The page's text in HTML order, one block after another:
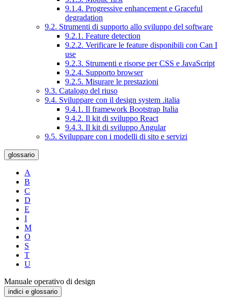
9.1.4. Progressive enhancement e Graceful
degradation
9.2. Strumenti di supporto allo sviluppo del software
9.2.1. Feature detection
9.2.2. Verificare le feature disponibili con Can I
use
9.2.3. Strumenti e risorse per CSS e JavaScript
9.2.4. Supporto browser
9.2.5. Misurare le prestazioni
9.3. Catalogo del riuso
9.4. Sviluppare con il design system .italia
9.4.1. Il framework Bootstrap Italia
9.4.2. Il kit di sviluppo React
9.4.3. Il kit di sviluppo Angular
9.5. Sviluppare con i modelli di sito e servizi
glossario
A
B
C
D
E
I
M
O
S
T
U
Manuale operativo di design
indici e glossario